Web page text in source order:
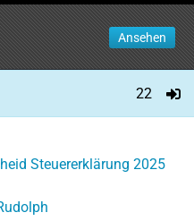
Ansehen
22
Steuererklärung 2025